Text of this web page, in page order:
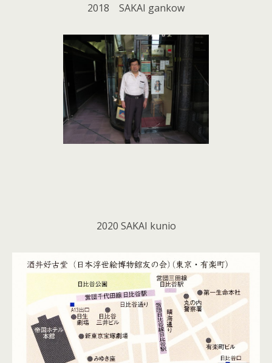
2018 SAKAI gankow
2020 SAKAI kunio